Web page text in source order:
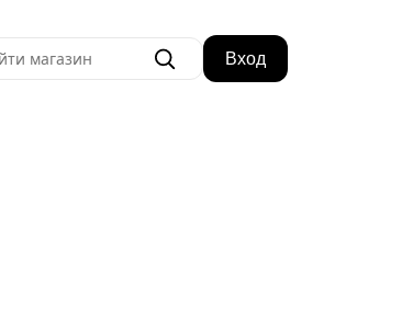
Вход